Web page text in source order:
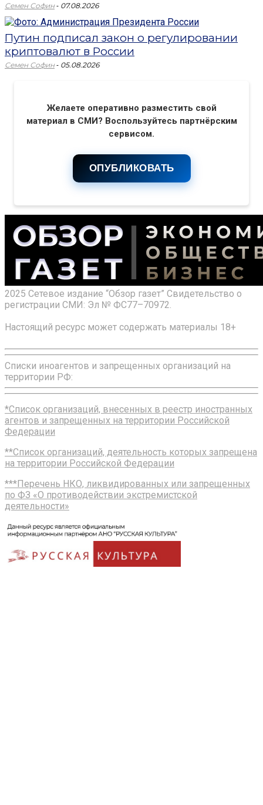
Семен Софин - 07.08.2026
Путин подписал закон о регулировании
криптовалют в России
Семен Софин - 05.08.2026
Желаете оперативно разместить свой
материал в СМИ? Воспользуйтесь партнёрским
сервисом.
ОПУБЛИКОВАТЬ
2025 Сетевое издание “Обзор газет” Свидетельство о
регистрации СМИ: Эл № ФС77–70972.
Настоящий ресурс может содержать материалы 18+
Списки иноагентов и запрещенных организаций на
территории РФ:
*Список организаций, внесенных в реестр иностранных
агентов и запрещенных на территории Российской
Федерации
**Список организаций, деятельность которых запрещена
на территории Российской Федерации
***Перечень НКО, ликвидированных или запрещенных
по ФЗ «О противодействии экстремистской
деятельности»